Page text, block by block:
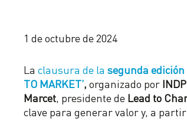
1 de octubre de 2024
La clausura de la segunda edición
TO MARKET’, organizado por
Marcet, presidente de Lead to
clave para generar valor y, a